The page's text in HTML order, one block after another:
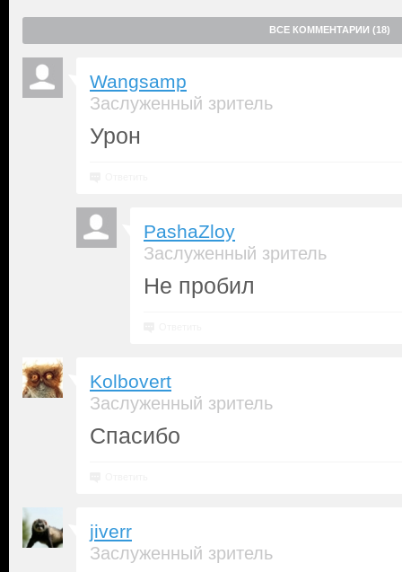
ВСЕ КОММЕНТАРИИ (18)
Wangsamp
Заслуженный зритель
Урон
PashaZloy
Заслуженный зритель
Не пробил
Kolbovert
Заслуженный зритель
Спасибо
jiverr
Заслуженный зритель